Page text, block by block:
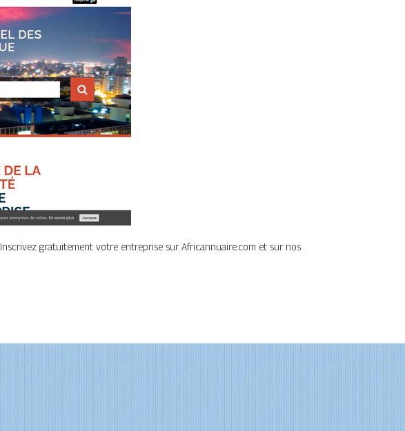
gratuitement votre entreprise sur Africannuaire.com et sur nos